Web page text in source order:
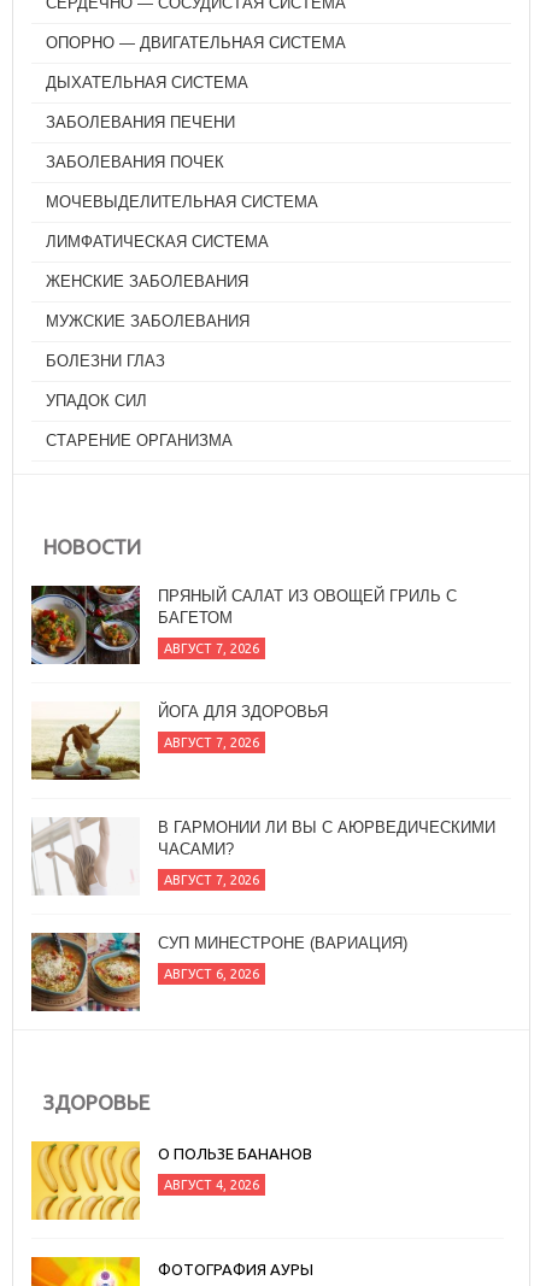
ОПОРНО — ДВИГАТЕЛЬНАЯ СИСТЕМА
ДЫХАТЕЛЬНАЯ СИСТЕМА
ЗАБОЛЕВАНИЯ ПЕЧЕНИ
ЗАБОЛЕВАНИЯ ПОЧЕК
МОЧЕВЫДЕЛИТЕЛЬНАЯ СИСТЕМА
ЛИМФАТИЧЕСКАЯ СИСТЕМА
ЖЕНСКИЕ ЗАБОЛЕВАНИЯ
МУЖСКИЕ ЗАБОЛЕВАНИЯ
БОЛЕЗНИ ГЛАЗ
УПАДОК СИЛ
СТАРЕНИЕ ОРГАНИЗМА
НОВОСТИ
ПРЯНЫЙ САЛАТ ИЗ ОВОЩЕЙ ГРИЛЬ С
БАГЕТОМ
АВГУСТ 7, 2026
ЙОГА ДЛЯ ЗДОРОВЬЯ
АВГУСТ 7, 2026
В ГАРМОНИИ ЛИ ВЫ С АЮРВЕДИЧЕСКИМИ
ЧАСАМИ?
АВГУСТ 7, 2026
СУП МИНЕСТРОНЕ (ВАРИАЦИЯ)
АВГУСТ 6, 2026
ЗДОРОВЬЕ
О ПОЛЬЗЕ БАНАНОВ
АВГУСТ 4, 2026
ФОТОГРАФИЯ АУРЫ